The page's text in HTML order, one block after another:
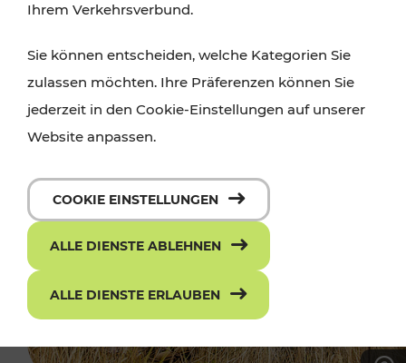
Ihrem Verkehrsverbund.
Sie können entscheiden, welche Kategorien Sie
zulassen möchten. Ihre Präferenzen können Sie
jederzeit in den Cookie-Einstellungen auf unserer
Website anpassen.
COOKIE EINSTELLUNGEN
ALLE DIENSTE ABLEHNEN
ALLE DIENSTE ERLAUBEN